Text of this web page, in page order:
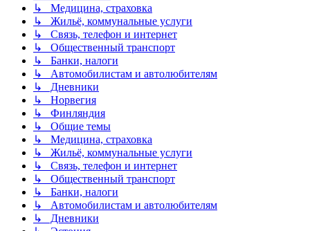
↳ Медицина, страховка
↳ Жильё, коммунальные услуги
↳ Связь, телефон и интернет
↳ Общественный транспорт
↳ Банки, налоги
↳ Автомобилистам и автолюбителям
↳ Дневники
↳ Норвегия
↳ Финляндия
↳ Общие темы
↳ Медицина, страховка
↳ Жильё, коммунальные услуги
↳ Связь, телефон и интернет
↳ Общественный транспорт
↳ Банки, налоги
↳ Автомобилистам и автолюбителям
↳ Дневники